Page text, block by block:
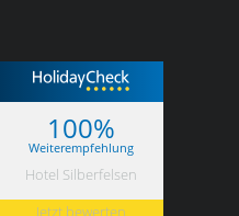
100%
Weiterempfehlung
Hotel Silberfelsen
Jetzt bewerten